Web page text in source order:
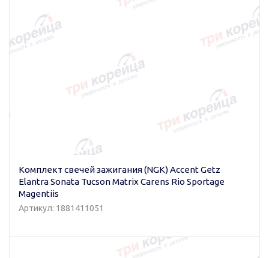
Комплект свечей зажигания (NGK) Accent Getz
Elantra Sonata Tucson Matrix Carens Rio Sportage
Magentiis
Артикул: 1881411051